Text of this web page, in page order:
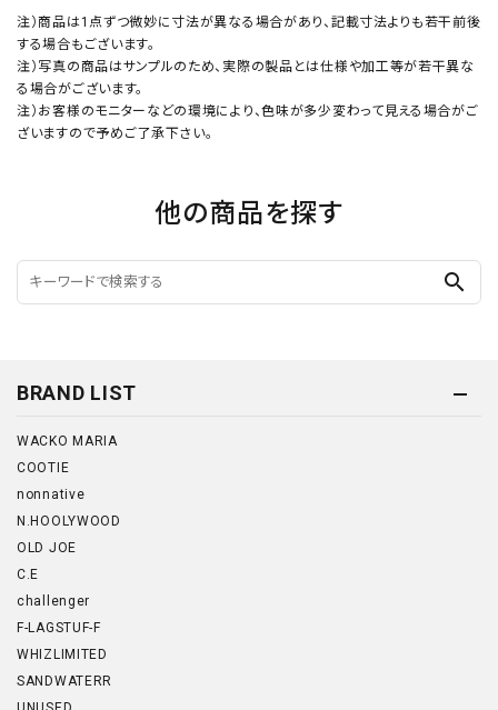
注）商品は1点ずつ微妙に寸法が異なる場合があり、記載寸法よりも若干前後
する場合もございます。
注）写真の商品はサンプルのため、実際の製品とは仕様や加工等が若干異な
る場合がございます。
注）お客様のモニターなどの環境により、色味が多少変わって見える場合がご
ざいますので予めご了承下さい。
他の商品を探す
search
BRAND LIST
WACKO MARIA
COOTIE
nonnative
N.HOOLYWOOD
OLD JOE
C.E
challenger
F-LAGSTUF-F
WHIZLIMITED
SANDWATERR